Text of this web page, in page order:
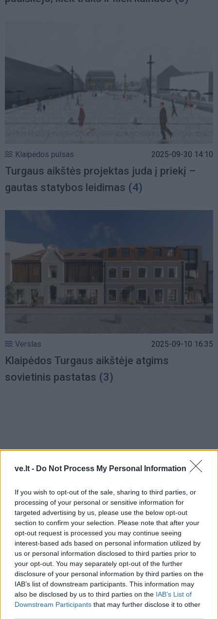
ve.lt - Do Not Process My Personal Information
If you wish to opt-out of the sale, sharing to third parties, or
processing of your personal or sensitive information for
targeted advertising by us, please use the below opt-out
section to confirm your selection. Please note that after your
opt-out request is processed you may continue seeing
interest-based ads based on personal information utilized by
us or personal information disclosed to third parties prior to
your opt-out. You may separately opt-out of the further
disclosure of your personal information by third parties on the
IAB’s list of downstream participants. This information may
also be disclosed by us to third parties on the IAB’s List of
Downstream Participants that may further disclose it to other
Klaipėdos pulsas 2025-09-30 14:10
Turgaus aikštės projektas juda į priekį –
gautas statybos leidimas (4)
Verslas 2025-09-10 16:35
Klaipėdos Turgaus aikštėje atgims
sovietinis pastatas (3)